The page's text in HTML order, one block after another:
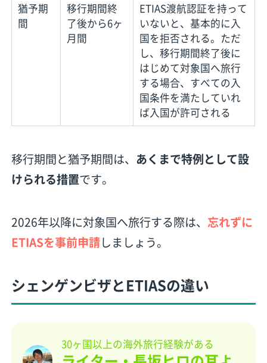
猶予期
間
移行期間終
了後から6ヶ
月間
ETIAS渡航認証を持って
いないと、基本的に入
国を拒否される。ただ
し、移行期間終了後に
はじめて対象国へ旅行
する場合、すべての入
国条件を満たしていれ
ば入国が許可される
移行期間と猶予期間は、 あくまで特例として設
けられる措置です。
2026年以降に対象国へ旅行する際は、忘れずに
ETIASを事前申請しましょう。
シェンゲンビザとETIASの違い
30ヶ国以上の海外旅行経験がある